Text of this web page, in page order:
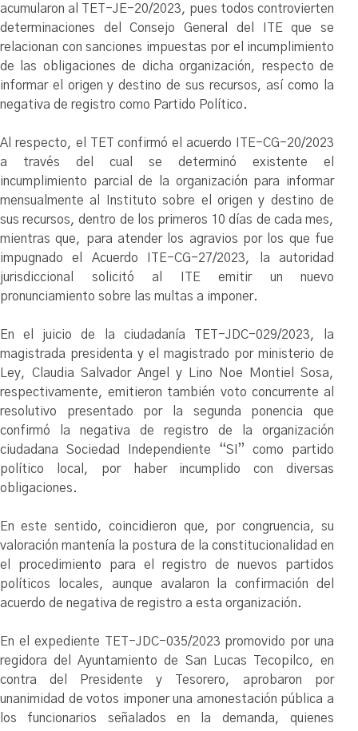
acumularon al TET-JE-20/2023, pues todos controvierten
determinaciones del Consejo General del ITE que se
relacionan con sanciones impuestas por el incumplimiento
de las obligaciones de dicha organización, respecto de
informar el origen y destino de sus recursos, así como la
negativa de registro como Partido Político.
Al respecto, el TET confirmó el acuerdo ITE-CG-20/2023
a través del cual se determinó existente el
incumplimiento parcial de la organización para informar
mensualmente al Instituto sobre el origen y destino de
sus recursos, dentro de los primeros 10 días de cada mes,
mientras que, para atender los agravios por los que fue
impugnado el Acuerdo ITE-CG-27/2023, la autoridad
jurisdiccional solicitó al ITE emitir un nuevo
pronunciamiento sobre las multas a imponer.
En el juicio de la ciudadanía TET-JDC-029/2023, la
magistrada presidenta y el magistrado por ministerio de
Ley, Claudia Salvador Angel y Lino Noe Montiel Sosa,
respectivamente, emitieron también voto concurrente al
resolutivo presentado por la segunda ponencia que
confirmó la negativa de registro de la organización
ciudadana Sociedad Independiente “SI” como partido
político local, por haber incumplido con diversas
obligaciones.
En este sentido, coincidieron que, por congruencia, su
valoración mantenía la postura de la constitucionalidad en
el procedimiento para el registro de nuevos partidos
políticos locales, aunque avalaron la confirmación del
acuerdo de negativa de registro a esta organización.
En el expediente TET-JDC-035/2023 promovido por una
regidora del Ayuntamiento de San Lucas Tecopilco, en
contra del Presidente y Tesorero, aprobaron por
unanimidad de votos imponer una amonestación pública a
los funcionarios señalados en la demanda, quienes